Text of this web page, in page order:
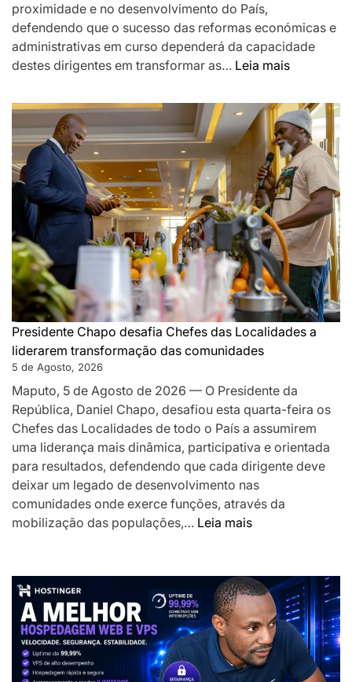
proximidade e no desenvolvimento do País,
defendendo que o sucesso das reformas económicas e
administrativas em curso dependerá da capacidade
destes dirigentes em transformar as… Leia mais:
destaca
Chefes
das
como
pilar
da
de
e
desafia-
os
o
local
Presidente Chapo desafia Chefes das Localidades a
liderarem transformação das comunidades
5 de Agosto, 2026
Maputo, 5 de Agosto de 2026 — O Presidente da
República, Daniel Chapo, desafiou esta quarta-feira os
Chefes das Localidades de todo o País a assumirem
uma liderança mais dinâmica, participativa e orientada
para resultados, defendendo que cada dirigente deve
deixar um legado de desenvolvimento nas
comunidades onde exerce funções, através da
mobilização das populações,… Leia mais:
desafia
Chefes
das
Localidades
a
liderarem